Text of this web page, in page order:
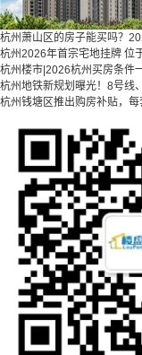
杭州萧山区的房子能买吗？
杭州2026年首宗宅地挂牌 位
杭州楼市|2026杭州买房条件
杭州地铁新规划曝光！8号线
杭州钱塘区推出购房补贴，